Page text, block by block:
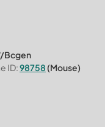
/Bcgen
ID:98758 (Mouse)